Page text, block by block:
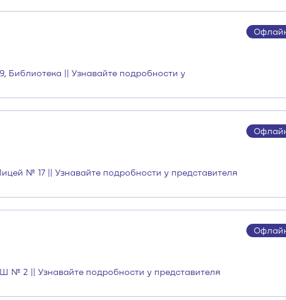
Библиотека || Узнавайте подробности у
№ 17 || Узнавайте подробности у представителя
№ 2 || Узнавайте подробности у представителя